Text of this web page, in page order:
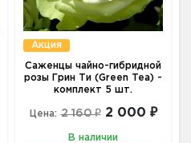
Акция
Саженцы чайно-гибридной
розы Грин Ти (Green Tea) -
комплект 5 шт.
Цена: 2 160 ₽ 2 000 ₽
В наличии